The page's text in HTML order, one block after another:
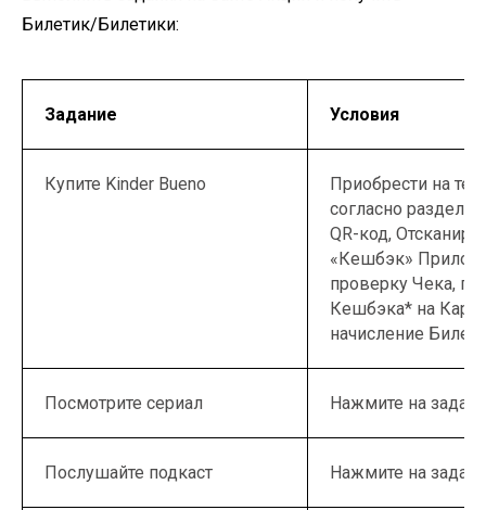
Билетик/Билетики:
Задание Условия
Купите Kinder Bueno
Приобрести на
согласно разделу
QR-код,
«Кешбэк»
проверку Чека,
Кешбэка* на
начисление
Посмотрите сериал Нажмите на
Послушайте подкаст Нажмите на